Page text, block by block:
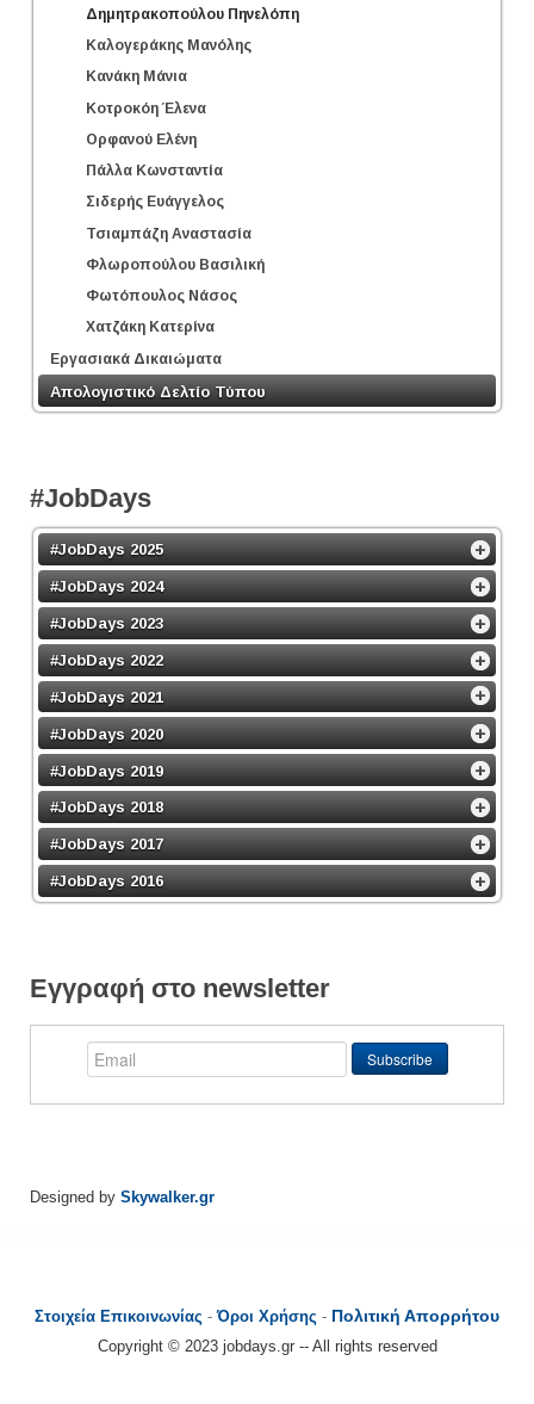
Δημητρακοπούλου Πηνελόπη
Καλογεράκης Μανόλης
Κανάκη Μάνια
Κοτροκόη Έλενα
Ορφανού Ελένη
Πάλλα Κωνσταντία
Σιδερής Ευάγγελος
Τσιαμπάζη Αναστασία
Φλωροπούλου Βασιλική
Φωτόπουλος Νάσος
Χατζάκη Κατερίνα
Εργασιακά Δικαιώματα
Απολογιστικό Δελτίο Τύπου
#JobDays
#JobDays 2025
#JobDays 2024
#JobDays 2023
#JobDays 2022
#JobDays 2021
#JobDays 2020
#JobDays 2019
#JobDays 2018
#JobDays 2017
#JobDays 2016
Εγγραφή στο newsletter
Designed by Skywalker.gr
Στοιχεία Επικοινωνίας -Όροι Χρήσης - Πολιτική Απορρήτου
Copyright © 2023 jobdays.gr -- All rights reserved